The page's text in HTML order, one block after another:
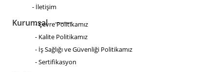
- İletişim
Kurumsal- Çevre Politikamız
- Kalite Politikamız
- İş Sağlığı ve Güvenliği Politikamız
- Sertifikasyon